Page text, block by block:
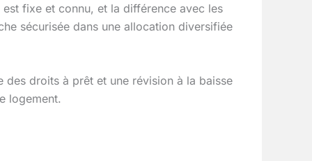
fixe et connu, et la différence avec les
sécurisée dans une allocation diversifiée
droits à prêt et une révision à la baisse
logement.